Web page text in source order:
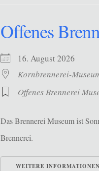
Offenes
16. August 2026
Kornbrennerei-
Offenes Brennerei
Das Brennerei Museum ist
Brennerei.
WEITERE INFORMATIONEN